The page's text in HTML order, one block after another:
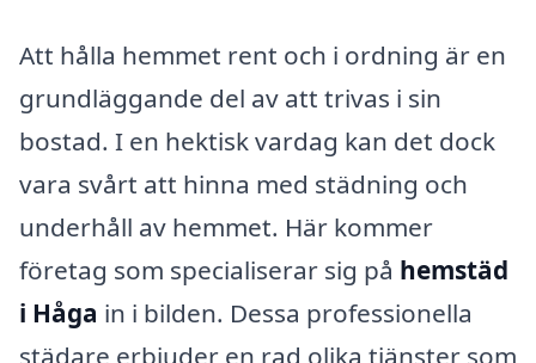
Att hålla hemmet rent och i ordning är en
grundläggande del av att trivas i sin
bostad. I en hektisk vardag kan det dock
vara svårt att hinna med städning och
underhåll av hemmet. Här kommer
företag som specialiserar sig på hemstäd
i Håga in i bilden. Dessa professionella
städare erbjuder en rad olika tjänster som